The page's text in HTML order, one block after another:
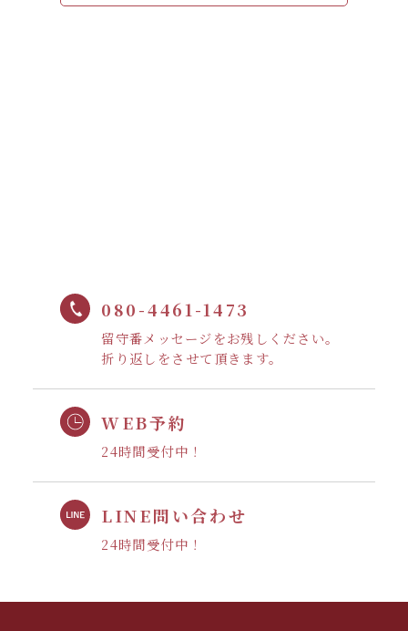
080-4461-1473
留守番メッセージをお残しください。
折り返しをさせて頂きます。
WEB予約
24時間受付中！
LINE問い合わせ
24時間受付中！